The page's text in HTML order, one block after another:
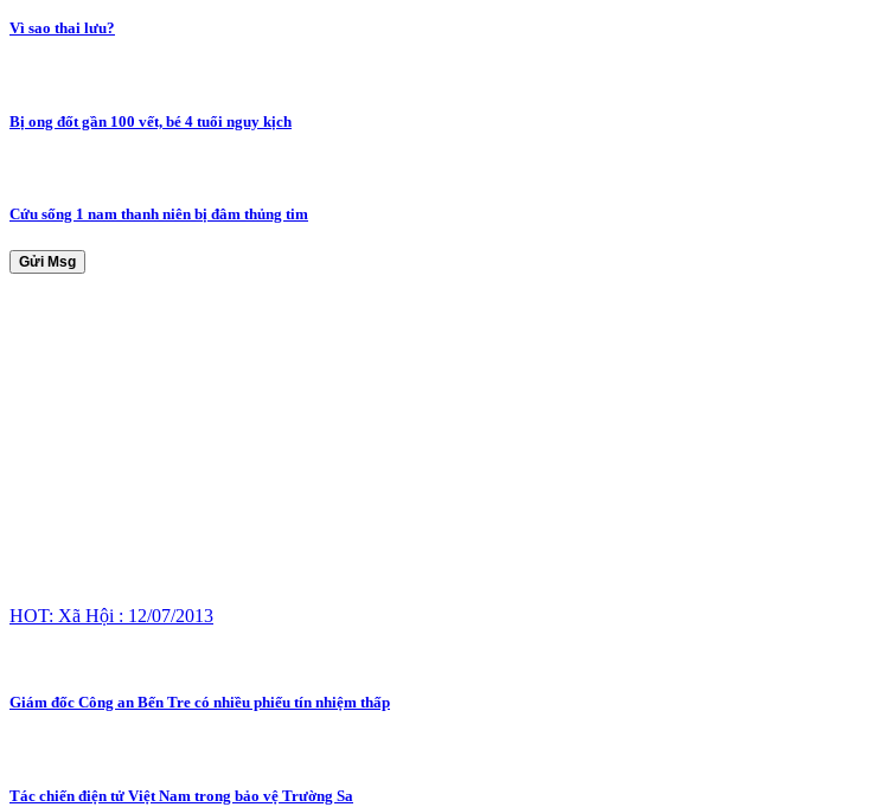
Vì sao thai lưu?
Bị ong đốt gần 100 vết, bé 4 tuổi nguy kịch
Cứu sống 1 nam thanh niên bị đâm thủng tim
Gửi Msg
HOT: Xã Hội : 12/07/2013
Giám đốc Công an Bến Tre có nhiều phiếu tín nhiệm thấp
Tác chiến điện tử Việt Nam trong bảo vệ Trường Sa